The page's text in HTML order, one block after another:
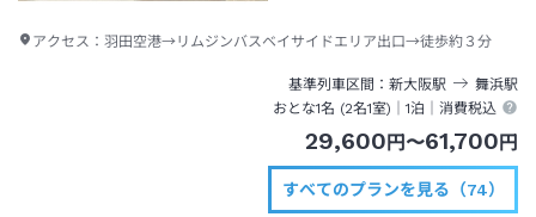
アクセス： 羽田空港→リムジンバスベイサイドエリア出口→徒歩約３分
基準列車区間 新大阪駅 舞浜駅
おとな1名 (2名1室)｜1泊 ｜消費税込
29,600円〜61,700円
すべてのプランを見る（74）